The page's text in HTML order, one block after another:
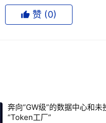
出它在中国市场所承载的特
角上，要把电变成算力、变
与先进封装，再到数据中
不同角色所处的位置不同，
赞 (0)
奔向“GW级”的数据中心和未
“Token工厂”